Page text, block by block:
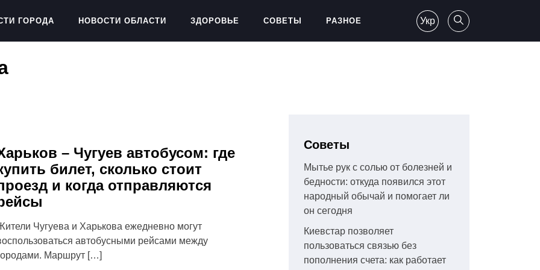
ГОРОДА НОВОСТИ ОБЛАСТИ ЗДОРОВЬЕ СОВЕТЫ РАЗНОЕ Укр
– Чугуев автобусом: где
билет, сколько стоит
и когда отправляются
Чугуева и Харькова ежедневно могут
автобусными рейсами между
Маршрут […]
Советы
Мытье рук с солью от болезней и
бедности: откуда появился этот
народный обычай и помогает ли
он сегодня
Киевстар позволяет
пользоваться связью без
пополнения счета: как работает